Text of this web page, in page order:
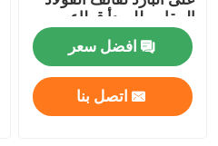
المقاوم للصدأ قطاع
لفائف
افضل سعر
اتصل بنا